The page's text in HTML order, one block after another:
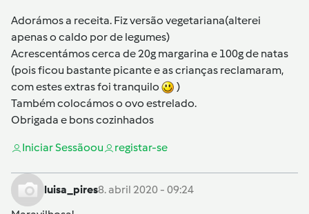
Adorámos a receita. Fiz versão vegetariana(alterei
apenas o caldo por de legumes)
Acrescentámos cerca de 20g margarina e 100g de natas
(pois ficou bastante picante e as crianças reclamaram,
com estes extras foi tranquilo
)
Também colocámos o ovo estrelado.
Obrigada e bons cozinhados
Iniciar Sessãoou registar-se
luisa_pires8. abril 2020 - 09:24